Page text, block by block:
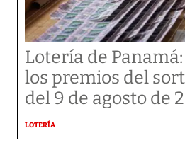
Lotería de
los premios del
del 9 de agosto de
LOTERÍA